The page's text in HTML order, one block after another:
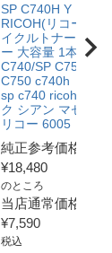
SP C740H Y
RICOH(リコー) リ
イクルトナー イエ
ー 大容量 1本 SP
C740/SP C751/SP
C750 c740h トナー
sp c740 ricoh ブラ
ク シアン マゼンタ
リコー 6005
純正参考価格
¥18,480
のところ
当店通常価格
¥7,590
税込